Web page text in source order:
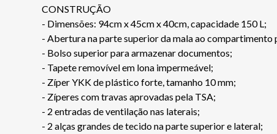
CONSTRUÇÃO
- Dimensões: 94cm x 45cm x 40cm, capacidade 150 L;
- Abertura na parte superior da mala ao compartimento
- Bolso superior para armazenar documentos;
- Tapete removível em lona impermeável;
- Zíper YKK de plástico forte, tamanho 10 mm;
- Zíperes com travas aprovadas pela TSA;
- 2 entradas de ventilação nas laterais;
- 2 alças grandes de tecido na parte superior e lateral;